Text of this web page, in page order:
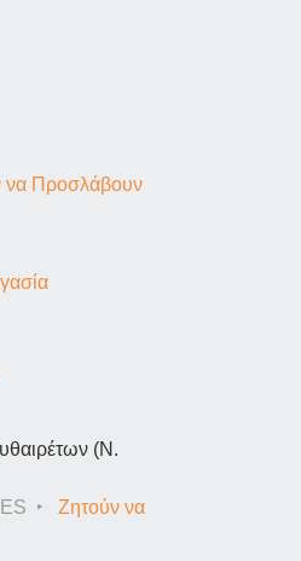
να Προσλάβουν
(Ν.
Ζητούν να